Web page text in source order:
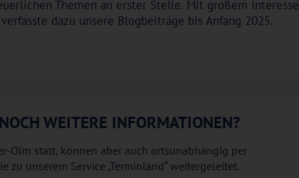
Themen an erster Stelle. Mit großem Interesse
dazu unsere Blogbeiträge bis Anfang 2025.
WEITERE INFORMATIONEN?
Olm statt, können aber auch ortsunabhängig per
unserem Service „Terminland“ weitergeleitet.